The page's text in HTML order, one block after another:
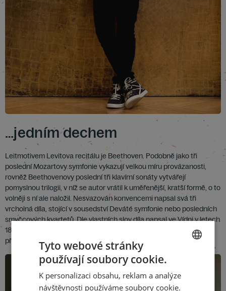
…jedním dechem
Leitmotivem Levitova recitálu je Beethoven. Podobně jako tři
poslední Mozartovy symfonie vykazují velkou míru provázanosti,
rovněž Beethovenovy poslední tři klavírní sonáty vytvářejí
pomyslnou trilogii, v níž se autor vrátil k uměřenější, kratší formě, o to
volněji s ní ale naložil. Nesvazován konvencemi napsal svá tři
vrcholná díla, stojící v sousedství Deváté symfonie nebo posledních
smyčcových kvartetů. Dle vlastních slov díla napsal ve Vídni v letech
1821–1822 jedním dechem. A přesně v těchto intencích, bez
přestávky, je Igor Levit v Praze provede.
ENGLISH
Tyto webové stránky
používají soubory cookie.
K personalizaci obsahu, reklam a analýze
návštěvnosti používáme soubory cookie.